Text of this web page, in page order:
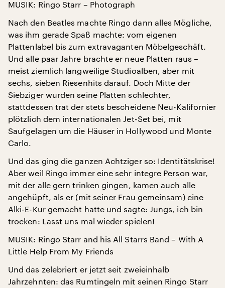
MUSIK: Ringo Starr – Photograph
Nach den Beatles machte Ringo dann alles Mögliche,
was ihm gerade Spaß machte: vom eigenen
Plattenlabel bis zum extravaganten Möbelgeschäft.
Und alle paar Jahre brachte er neue Platten raus –
meist ziemlich langweilige Studioalben, aber mit
sechs, sieben Riesenhits darauf. Doch Mitte der
Siebziger wurden seine Platten schlechter,
stattdessen trat der stets bescheidene Neu-Kalifornier
plötzlich dem internationalen Jet-Set bei, mit
Saufgelagen um die Häuser in Hollywood und Monte
Carlo.
Und das ging die ganzen Achtziger so: Identitätskrise!
Aber weil Ringo immer eine sehr integre Person war,
mit der alle gern trinken gingen, kamen auch alle
angehüpft, als er (mit seiner Frau gemeinsam) eine
Alki-E-Kur gemacht hatte und sagte: Jungs, ich bin
trocken: Lasst uns mal wieder spielen!
MUSIK: Ringo Starr and his All Starrs Band – With A
Little Help From My Friends
Und das zelebriert er jetzt seit zweieinhalb
Jahrzehnten: das Rumtingeln mit seinen Ringo Starr